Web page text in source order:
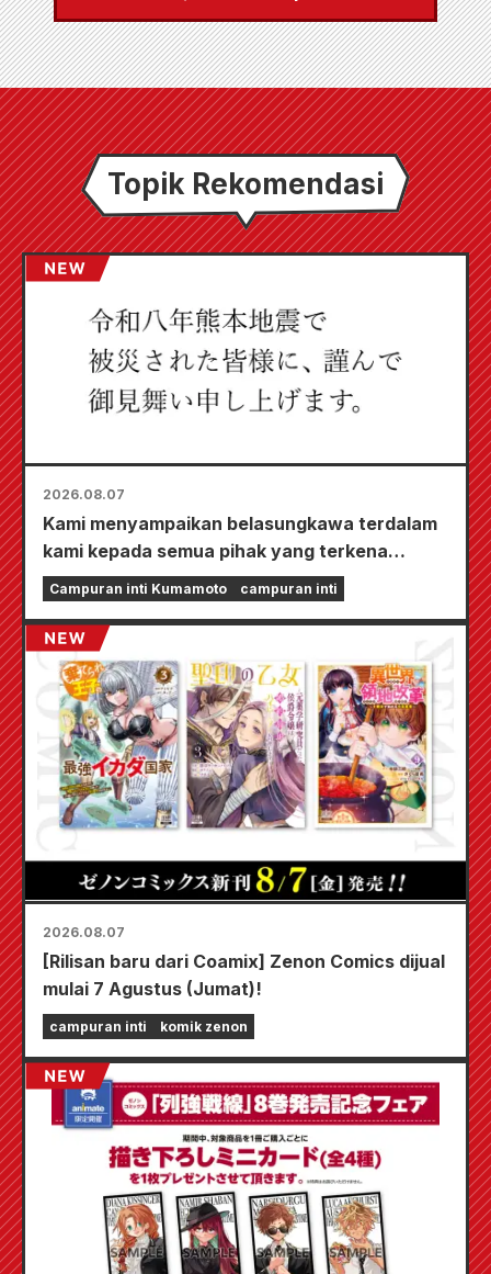
Topik Rekomendasi
2026.08.07
Kami menyampaikan belasungkawa terdalam
kami kepada semua pihak yang terkena
dampak Gempa Bumi Kumamoto 2026.
Campuran inti Kumamoto campuran inti
2026.08.07
[Rilisan baru dari Coamix] Zenon Comics dijual
mulai 7 Agustus (Jumat)!
campuran inti komik zenon